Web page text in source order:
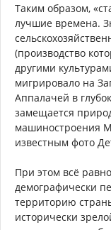
Таким образом,
лучшие времена.
(производство
другими
мигрировало на
Аппалачей в
замещается
машиностроения
известным фото
При этом всё
демографически
территорию
исторически